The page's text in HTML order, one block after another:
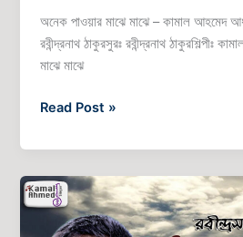
অনেক পাওয়ার মাঝে মাঝে – কামাল আহমেদ
রবীন্দ্রনাথ ঠাকুরসুরঃ রবীন্দ্রনাথ ঠাকুরশিল্পীঃ
মাঝে মাঝে
Read Post »
বর্ষণমন্দ্রিত
অন্ধকারে
এসেছি